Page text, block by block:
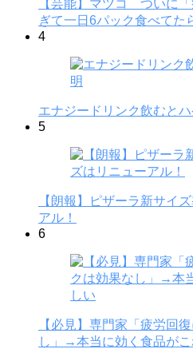
【芸能】マツコ ついに
ぎて一日6パック食べてた
4
エナジードリンク飲むと
5
【朗報】ピザーラ新サイ
アル！
6
【必見】専門家「疲労回
し」→本当に効く食品が